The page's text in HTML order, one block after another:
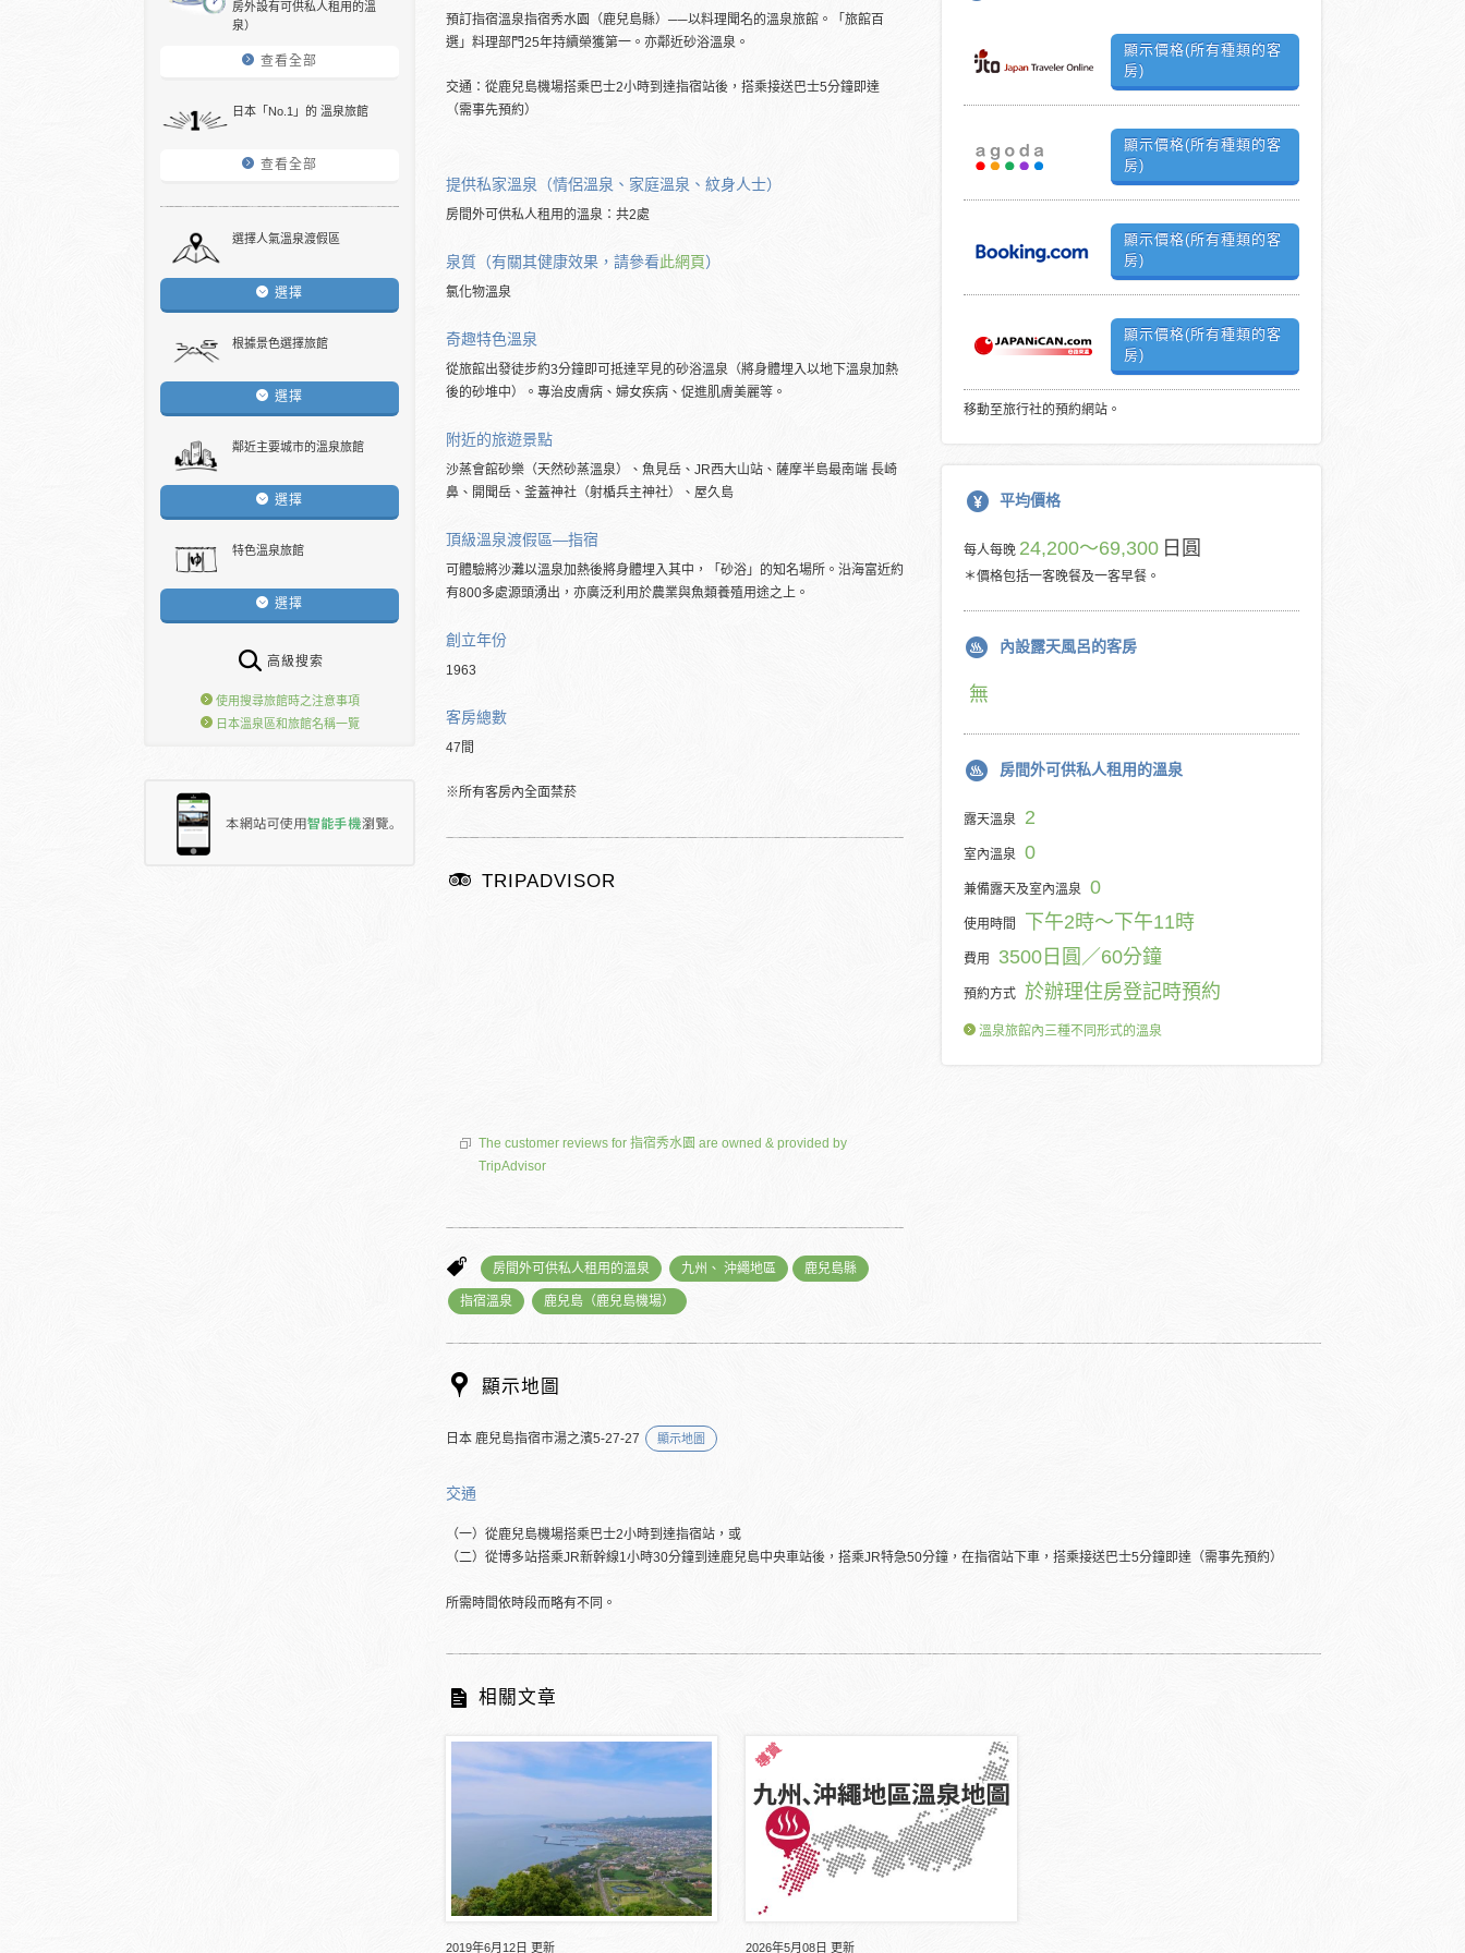
房外設有可供私人租用的溫
泉）
查看全部
日本「No.1」的 溫泉旅館
查看全部
選擇人氣溫泉渡假區
選擇
根據景色選擇旅館
選擇
鄰近主要城市的溫泉旅館
選擇
特色溫泉旅館
選擇
高級搜索
使用搜尋旅館時之注意事項
日本溫泉區和旅館名稱一覽
預訂指宿溫泉指宿秀水園（鹿兒島縣）──以料理聞名的溫泉旅館。「旅館百
選」料理部門25年持續榮獲第一。亦鄰近砂浴溫泉。
交通：從鹿兒島機場搭乘巴士2小時到達指宿站後，搭乘接送巴士5分鐘即達
（需事先預約）
提供私家溫泉（情侶溫泉、家庭溫泉、紋身人士）
房間外可供私人租用的溫泉：共2處
泉質（有關其健康效果，請參看此網頁）
氯化物溫泉
奇趣特色溫泉
從旅館出發徒步約3分鐘即可抵達罕見的砂浴溫泉（將身體埋入以地下溫泉加熱
後的砂堆中）。專治皮膚病、婦女疾病、促進肌膚美麗等。
附近的旅遊景點
沙蒸會館砂樂（天然砂蒸溫泉）、魚見岳、JR西大山站、薩摩半島最南端 長崎
鼻、開聞岳、釜蓋神社（射楯兵主神社）、屋久島
頂級溫泉渡假區―指宿
可體驗將沙灘以溫泉加熱後將身體埋入其中，「砂浴」的知名場所。沿海富近約
有800多處源頭湧出，亦廣泛利用於農業與魚類養殖用途之上。
創立年份
1963
客房總數
47間
※所有客房內全面禁菸
TRIPADVISOR
The customer reviews for 指宿秀水園 are owned & provided by
TripAdvisor
房間外可供私人租用的溫泉 九州、 沖繩地區 鹿兒島縣
指宿溫泉 鹿兒島（鹿兒島機場）
顯示價格(所有種類的客
房)
顯示價格(所有種類的客
房)
顯示價格(所有種類的客
房)
顯示價格(所有種類的客
房)
移動至旅行社的預約網站。
平均價格
每人每晚 24,200～69,300 日圓
＊價格包括一客晚餐及一客早餐。
內設露天風呂的客房
無
房間外可供私人租用的溫泉
露天溫泉 2
室內溫泉 0
兼備露天及室內溫泉 0
使用時間 下午2時～下午11時
費用 3500日圓／60分鐘
預約方式 於辦理住房登記時預約
溫泉旅館內三種不同形式的溫泉
顯示地圖
日本 鹿兒島指宿市湯之濱5-27-27 顯示地圖
交通
（一）從鹿兒島機場搭乘巴士2小時到達指宿站，或
（二）從博多站搭乘JR新幹線1小時30分鐘到達鹿兒島中央車站後，搭乘JR特急50分鐘，在指宿站下車，搭乘接送巴士5分鐘即達（需事先預約）
所需時間依時段而略有不同。
相關文章
2019年6月12日 更新 2026年5月08日 更新